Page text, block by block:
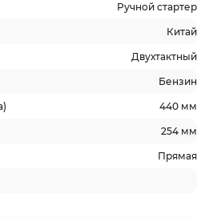
Ручной стартер
Китай
Двухтактный
Бензин
440 мм
254 мм
Прямая